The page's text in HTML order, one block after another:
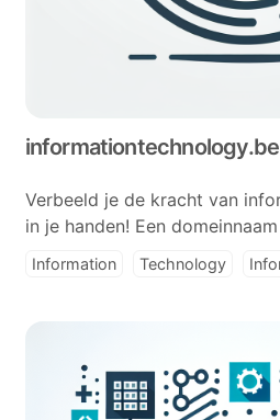
informationtechnology.be
Verbeeld je de kracht van
in je handen! Een
Information Technology